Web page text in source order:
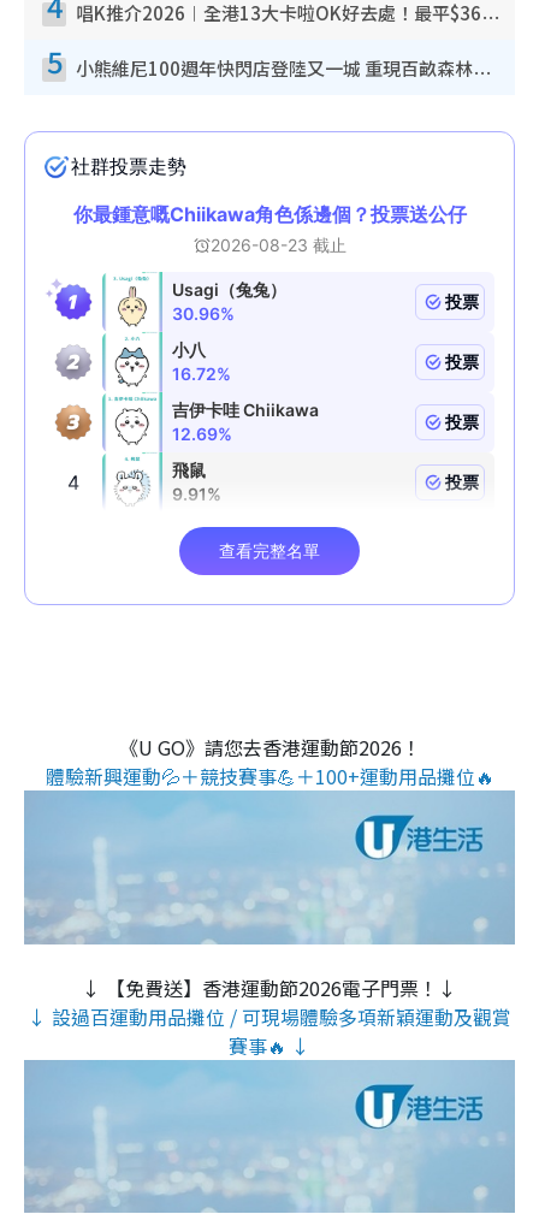
唱K推介2026︱全港13大卡啦OK好去處！最平$36起 日文K都有！(附地址+收費詳情)
5 小熊維尼100週年快閃店登陸又一城 重現百畝森林經典場景／獨家限定盲盒登場／專屬DIY香水
《U GO》請您去香港運動節2026！
體驗新興運動💦＋競技賽事💪＋100+運動用品攤位🔥
↓ 【免費送】香港運動節2026電子門票！↓
↓ 設過百運動用品攤位 / 可現場體驗多項新穎運動及觀賞
賽事🔥 ↓